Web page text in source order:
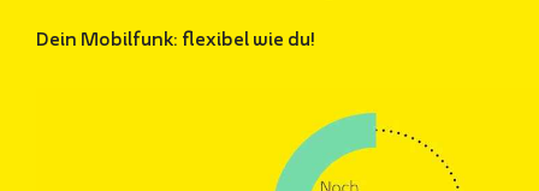
Dein Mobilfunk: flexibel wie du!